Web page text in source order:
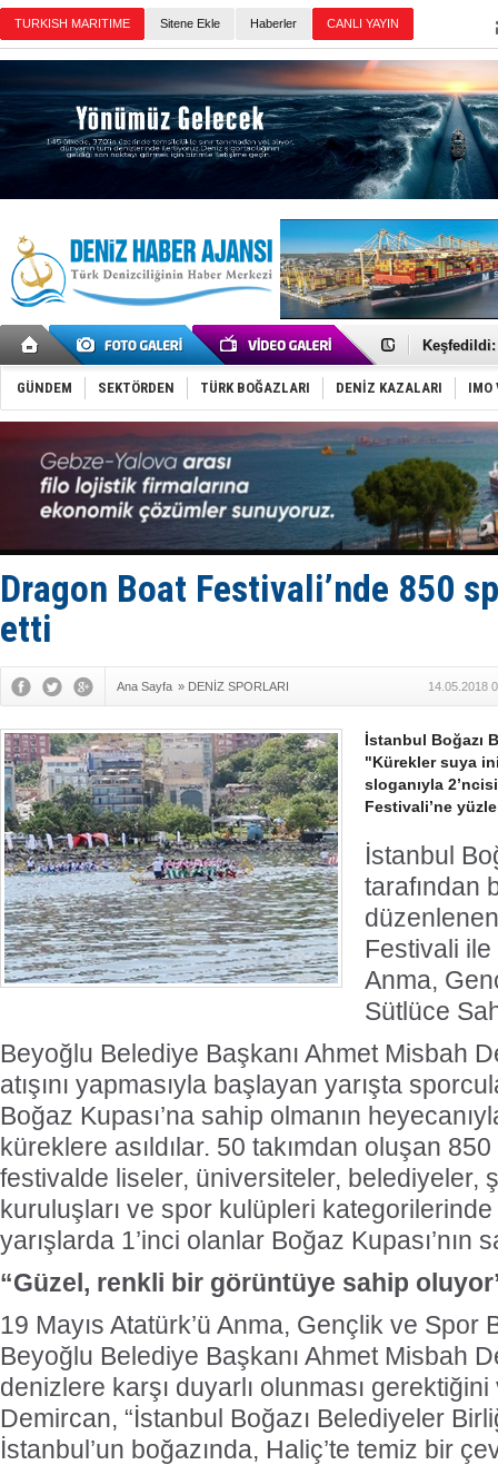
Sitene Ekle Haberler
D-Marin,
Van’da
ASEAN ilk
TAYK -
İstanbul
Tersane
İngiliz
FESCO,
DESE,
GÜNDEM SEKTÖRDEN TÜRK BOĞAZLARI DENİZ KAZALARI IMO
Dragon Boat Festivali’nde 850
etti
Ana Sayfa » DENİZ SPORLARI 14.05.2018
İstanbul Boğazı
"Kürekler suya
sloganıyla
Festivali’ne
İstanbul
tarafından
Festivali ile
Anma,
Sütlüce
Beyoğlu Belediye Başkanı Ahmet Misbah
atışını yapmasıyla başlayan yarışta
Boğaz Kupası’na sahip olmanın
küreklere asıldılar. 50 takımdan oluşan 850
festivalde liseler, üniversiteler, belediyeler,
kuruluşları ve spor kulüpleri
yarışlarda 1’inci olanlar Boğaz Kupası’nın
“Güzel, renkli bir görüntüye sahip
19 Mayıs Atatürk’ü Anma, Gençlik ve Spor
Beyoğlu Belediye Başkanı Ahmet Misbah
denizlere karşı duyarlı olunması
Demircan, “İstanbul Boğazı Belediyeler
İstanbul’un boğazında, Haliç’te temiz bir